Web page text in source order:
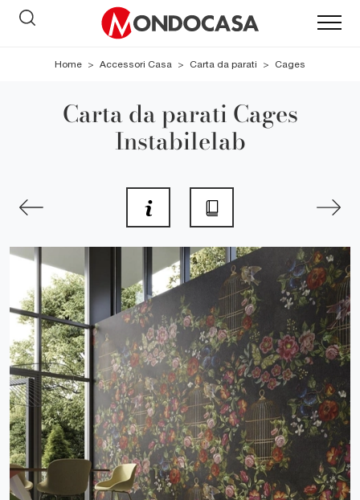
Home > Accessori Casa > Carta da parati > Cages
Carta da parati Cages
Instabilelab